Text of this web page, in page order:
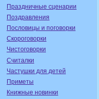
Праздничные сценарии
Поздравления
Пословицы и поговорки
Скороговорки
Чистоговорки
Считалки
Частушки для детей
Приметы
Книжные новинки